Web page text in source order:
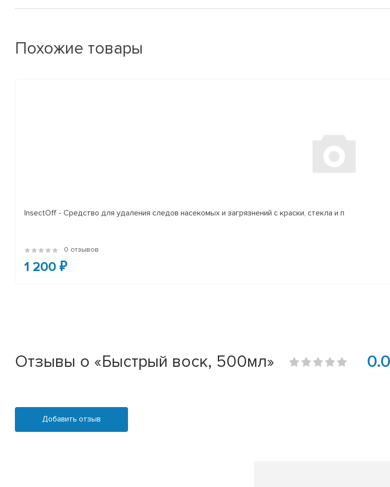
Похожие товары
InsectOff - Средство для удаления следов насекомых и загрязнений с краски, стекла и п
0 отзывов
1 200 ₽
Отзывы о «Быстрый воск, 500мл» 0.0
Добавить отзыв